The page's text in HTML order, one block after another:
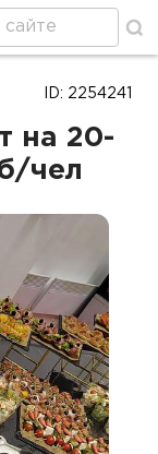
на 20-
чел
ID: 2254241